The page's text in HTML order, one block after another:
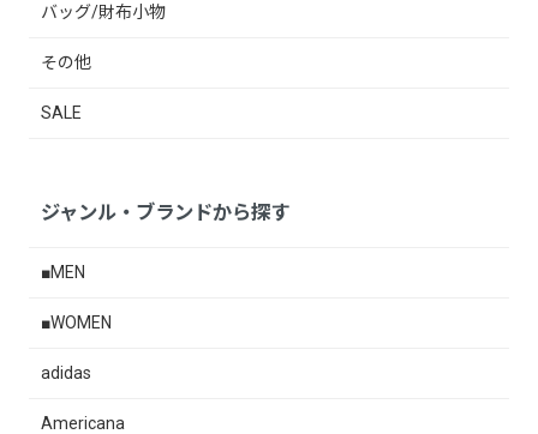
バッグ/財布小物
その他
SALE
ジャンル・ブランドから探す
■MEN
■WOMEN
adidas
Americana